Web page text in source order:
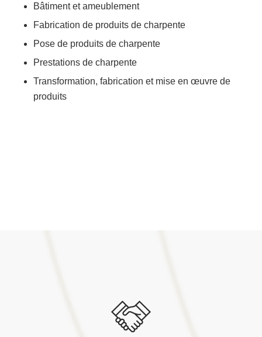
Bâtiment et ameublement
Fabrication de produits de charpente
Pose de produits de charpente
Prestations de charpente
Transformation, fabrication et mise en œuvre de
produits